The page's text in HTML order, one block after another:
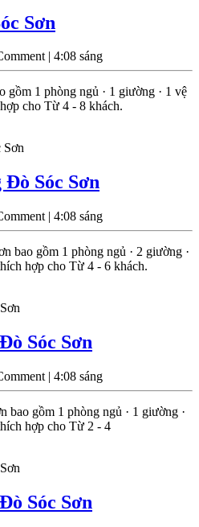
Sơn
Đồng
Đò
Sóc
| 4:08 sáng
1 phòng ngủ · 1 giường · 1 vệ
cho Từ 4 - 8 khách.
Sóc Sơn
Đồng
Đò
Sóc
| 4:08 sáng
bao gồm 1 phòng ngủ · 2 giường ·
hợp cho Từ 4 - 6 khách.
Sóc Sơn
2
Đồng
Đò
| 4:08 sáng
gồm 1 phòng ngủ · 1 giường ·
hợp cho Từ 2 - 4
Sóc Sơn